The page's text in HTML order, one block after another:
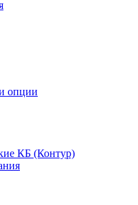
опции
КБ (Контур)